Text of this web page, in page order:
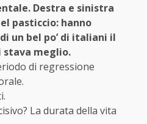
Destra e sinistra
pasticcio: hanno
un bel po’ di italiani il
stava meglio.
di regressione
La durata della vita